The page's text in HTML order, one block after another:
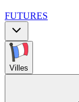
FUTURES
Villes